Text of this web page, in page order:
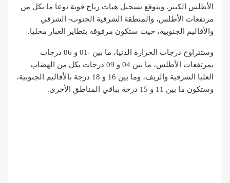
الأطلس الكبير. ويتوقع تسجيل هبات رياح قوية نوعا ما بكل من
مرتفعات الأطلس، والمنطقة الشرقية الجنوب- الشرقي
والأقاليم الجنوبية، حيث ستكون مرفوقة بتطاير الغبار محليا.
وستتراوح درجات الحرارة الدنيا، ما بين -01 و 06 درجات
بمرتفعات الأطلس، ما بين 04 و 09 درجات بكل من الهضاب
العليا الشرقية والريف، وما بين 16 و 18 درجة بالأقاليم الجنوبية،
وستكون ما بين 11 و 15 درجة بباقي المناطق الأخرى.